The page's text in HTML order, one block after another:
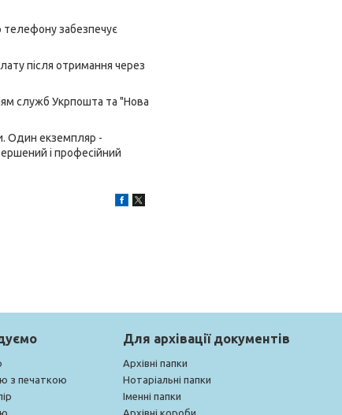
забезпечує
після отримання через
служб Укрпошта та "Нова
Один екземпляр -
і професійний
з печаткою
Для архівації документів
Архівні папки
Нотаріальні папки
Іменні папки
Архівні короби